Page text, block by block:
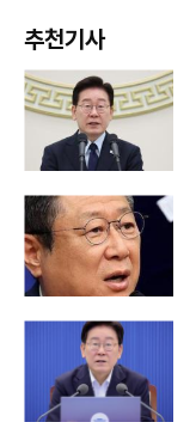
추천기사